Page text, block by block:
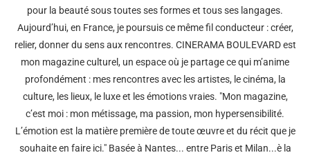
pour la beauté sous toutes ses formes et tous ses langages.
Aujourd’hui, en France, je poursuis ce même fil conducteur : créer,
relier, donner du sens aux rencontres. CINERAMA BOULEVARD est
mon magazine culturel, un espace où je partage ce qui m’anime
profondément : mes rencontres avec les artistes, le cinéma, la
culture, les lieux, le luxe et les émotions vraies. "Mon magazine,
c’est moi : mon métissage, ma passion, mon hypersensibilité.
L’émotion est la matière première de toute œuvre et du récit que je
souhaite en faire ici." Basée à Nantes... entre Paris et Milan...è la